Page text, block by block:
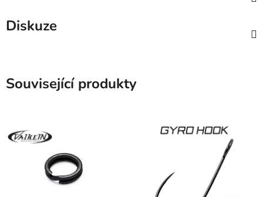
Diskuze
Související produkty